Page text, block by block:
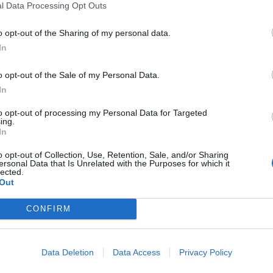
Data Processing Opt Outs
opt-out of the Sharing of my personal data.
opt-out of the Sale of my Personal Data.
opt-out of processing my Personal Data for Targeted
opt-out of Collection, Use, Retention, Sale, and/or Sharing
Data that Is Unrelated with the Purposes for which it
CONFIRM
Data Deletion Data Access Privacy Policy
kantaviin voimiin. Edustusjoukkueessa hän
sen, miten hän pelasi B-joukkueessa, B-
Brentfordinjulkaisemassa tiedotteessa.
lainapestillä Marcus Forss, joka mätti mahtavalla
mielenkiintoisia siirtouutisia, kun
nousseen Stal Mielecin kanssa.
hamuaa varmasti paikkaa